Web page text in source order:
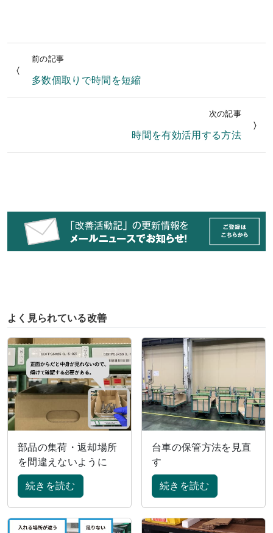
前の記事
多数個取りで時間を短縮
次の記事
時間を有効活用する方法
よく見られている改善
部品の集荷・返却場所
を間違えないように
続きを読む
台車の保管方法を見直
す
続きを読む